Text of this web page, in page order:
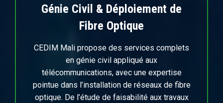
Génie Civil & Déploiement de
Fibre Optique
CEDIM Mali propose des services complets
en génie civil appliqué aux
télécommunications, avec une expertise
pointue dans l’installation de réseaux de fibre
optique. De l’étude de faisabilité aux travaux